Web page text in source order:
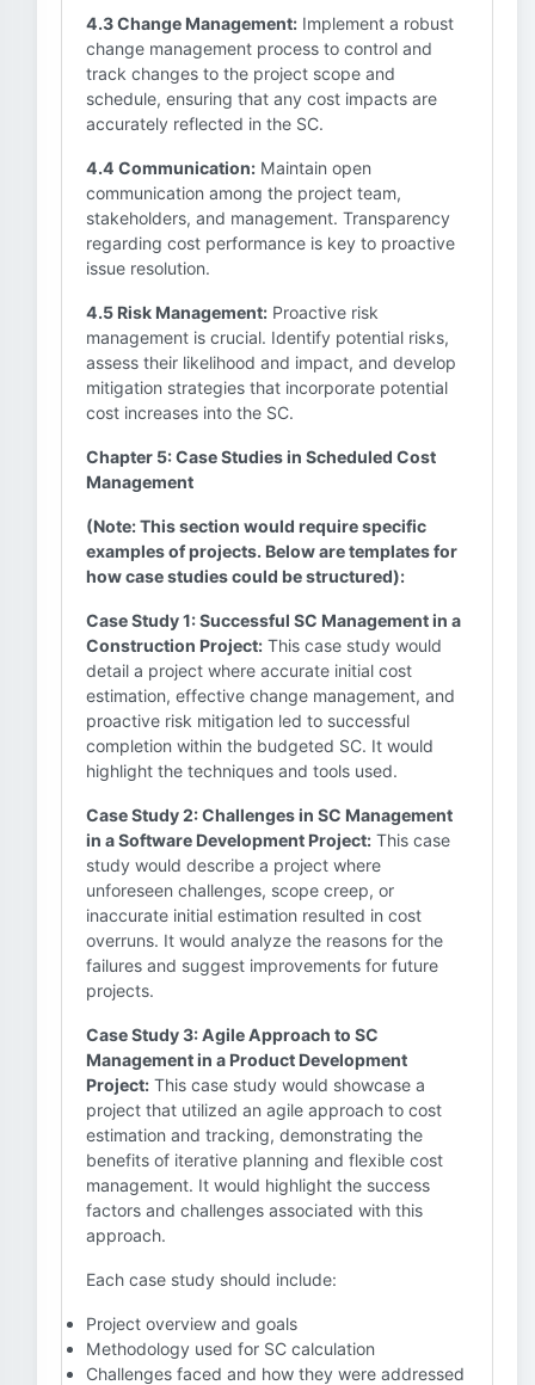
4.3 Change Management: Implement a robust
change management process to control and
track changes to the project scope and
schedule, ensuring that any cost impacts are
accurately reflected in the SC.
4.4 Communication: Maintain open
communication among the project team,
stakeholders, and management. Transparency
regarding cost performance is key to proactive
issue resolution.
4.5 Risk Management: Proactive risk
management is crucial. Identify potential risks,
assess their likelihood and impact, and develop
mitigation strategies that incorporate potential
cost increases into the SC.
Chapter 5: Case Studies in Scheduled Cost
Management
(Note: This section would require specific
examples of projects. Below are templates for
how case studies could be structured):
Case Study 1: Successful SC Management in a
Construction Project: This case study would
detail a project where accurate initial cost
estimation, effective change management, and
proactive risk mitigation led to successful
completion within the budgeted SC. It would
highlight the techniques and tools used.
Case Study 2: Challenges in SC Management
in a Software Development Project: This case
study would describe a project where
unforeseen challenges, scope creep, or
inaccurate initial estimation resulted in cost
overruns. It would analyze the reasons for the
failures and suggest improvements for future
projects.
Case Study 3: Agile Approach to SC
Management in a Product Development
Project: This case study would showcase a
project that utilized an agile approach to cost
estimation and tracking, demonstrating the
benefits of iterative planning and flexible cost
management. It would highlight the success
factors and challenges associated with this
approach.
Each case study should include:
Project overview and goals
Methodology used for SC calculation
Challenges faced and how they were addressed